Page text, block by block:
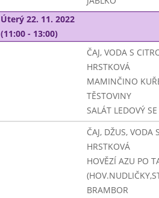
Úterý 22. 11. 2022
(11:00 - 13:00)
ČAJ, VODA S
HRSTKOVÁ
MAMINČINO
TĚSTOVINY
SALÁT LEDOVÝ
ČAJ, DŽUS, VODA
HRSTKOVÁ
HOVĚZÍ AZU PO
BRAMBOR